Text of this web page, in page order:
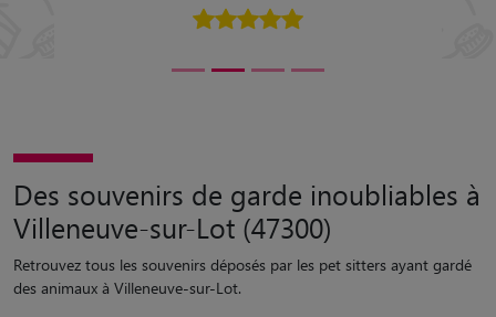
Des souvenirs de garde inoubliables à
Villeneuve-sur-Lot (47300)
Retrouvez tous les souvenirs déposés par les pet sitters ayant gardé
des animaux à Villeneuve-sur-Lot.